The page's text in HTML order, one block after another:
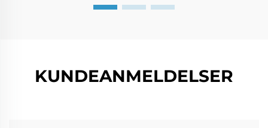
KUNDEANMELDELSER